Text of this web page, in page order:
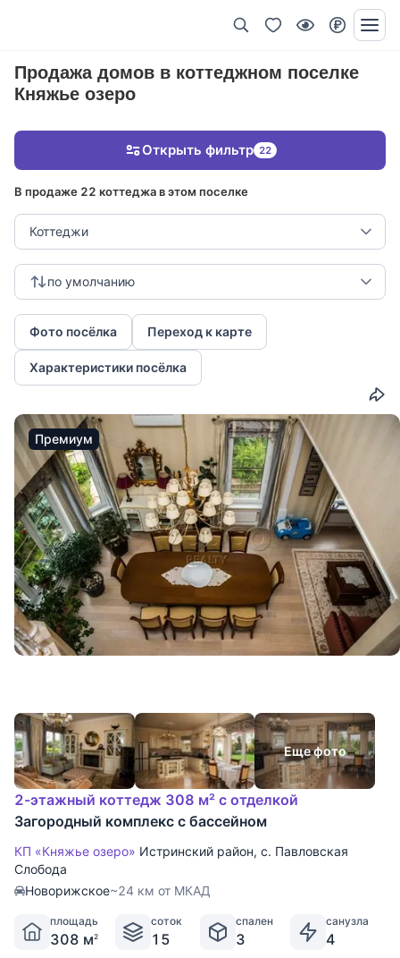
Продажа домов в коттеджном поселке
Княжье озеро
В продаже 22 коттеджа в этом поселке
Коттеджи
по умолчанию
Фото посёлка Переход к карте
Характеристики посёлка
Открыть фильтр 22
Премиум
Еще фото
2-этажный коттедж 308 м² с отделкой
Загородный комплекс с бассейном
КП «Княжье озеро» Истринский район, с. Павловская
Слобода
Новорижское~24 км от МКАД
площадь
308 м2
соток
15
спален
3
санузла
4